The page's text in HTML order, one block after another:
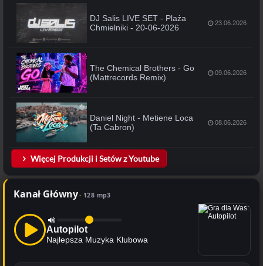
DJ Salis LIVE SET - Plaża
Chmielniki - 20-06-2026
23.06.2026
The Chemical Brothers - Go
(Mattrecords Remix)
09.06.2026
Daniel Night - Metiene Loca
(Ta Cabron)
08.06.2026
Więcej Produkcji i Setów z Youtube
Kanał Główny 128 mp3
Autopilot
Najlepsza Muzyka Klubowa